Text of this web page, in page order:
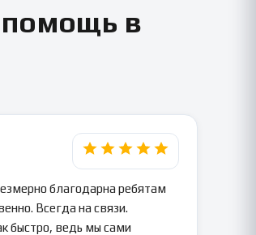
в
благодарна ребятам
Всегда на связи.
быстро, ведь мы сами